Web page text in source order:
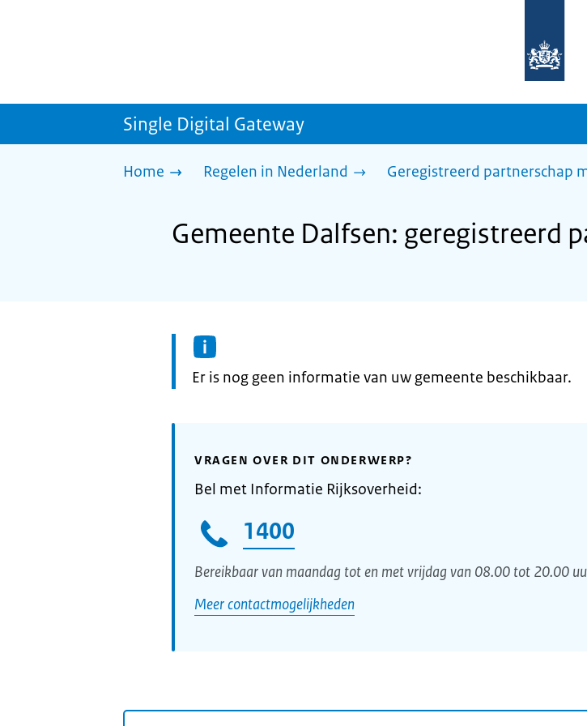
homepage
Single Digital Gateway
Home Regelen in Nederland Geregistreerd partnerschap
Gemeente Dalfsen: geregistreerd
Informatie:
Er is nog geen informatie van uw gemeente beschikbaar.
VRAGEN OVER DIT ONDERWERP?
Bel met Informatie Rijksoverheid:
1400
Bereikbaar van maandag tot en met vrijdag van 08.00 tot 20.00
Meer contactmogelijkheden